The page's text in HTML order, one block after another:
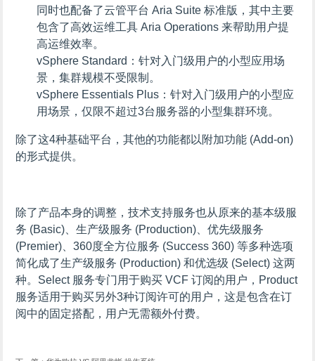
同时也配备了云管平台 Aria Suite 标准版，其中主要
包含了高效运维工具 Aria Operations 来帮助用户提
高运维效率。
vSphere Standard：针对入门级用户的小型应用场
景，集群规模不受限制。
vSphere Essentials Plus：针对入门级用户的小型应
用场景，仅限不超过3台服务器的小型集群环境。
除了这4种基础平台，其他的功能都以附加功能 (Add-on)
的形式提供。
除了产品本身的调整，技术支持服务也从原来的基本级服
务 (Basic)、生产级服务 (Production)、优先级服务
(Premier)、360度全方位服务 (Success 360) 等多种选项
简化成了生产级服务 (Production) 和优选级 (Select) 这两
种。Select 服务专门用于购买 VCF 订阅的用户，Product
服务适用于购买另外3种订阅许可的用户，这是包含在订
阅中的固定搭配，用户无需额外付费。